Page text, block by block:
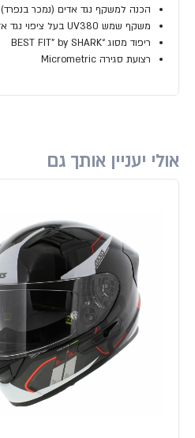
הכנה למשקף נגד אדים (נמכר בנפרד)
משקף שמש UV380 בעל ציפוי נגד אדים ושריטות
ריפוד מסוג “BEST FIT” by SHARK
רצועת סגירה Micrometric
אולי יעניין אותך גם